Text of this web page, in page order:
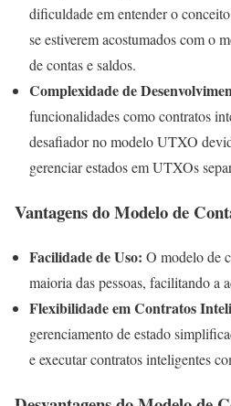
dificuldade em entender o
se estiverem acostumados com o
de contas e saldos.
Complexidade de
funcionalidades como contratos
desafiador no modelo UTXO
gerenciar estados em UTXOs
Vantagens do Modelo de
Facilidade de Uso: O modelo de
maioria das pessoas, facilitando a
Flexibilidade em Contratos
gerenciamento de estado
e executar contratos inteligentes